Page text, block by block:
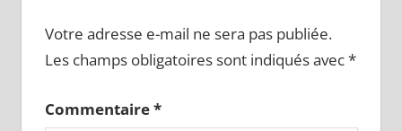
Votre adresse e-mail ne sera pas publiée.
Les champs obligatoires sont indiqués avec*
Commentaire*